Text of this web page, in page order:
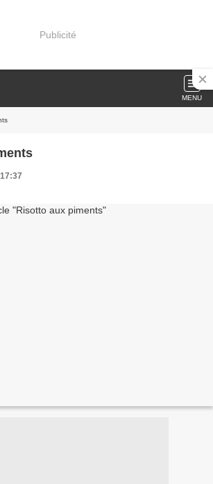
Publicité
MENU